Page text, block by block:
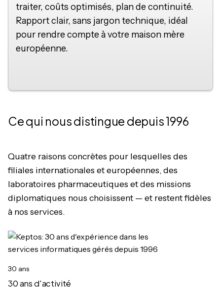
traiter, coûts optimisés, plan de continuité.
Rapport clair, sans jargon technique, idéal
pour rendre compte à votre maison mère
européenne.
Ce qui nous distingue depuis 1996
Quatre raisons concrètes pour lesquelles des
filiales internationales et européennes, des
laboratoires pharmaceutiques et des missions
diplomatiques nous choisissent — et restent fidèles
à nos services.
30 ans
30 ans d'activité